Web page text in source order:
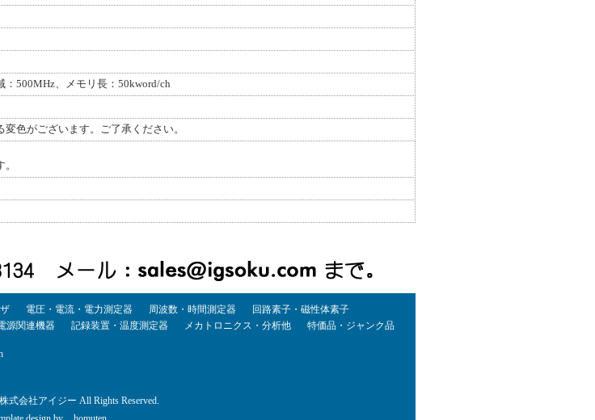
：500MHz、メモリ長：50kword/ch
色がございます。ご了承ください。
電圧・電流・電力測定器 周波数・時間測定器
回路素子・磁性体素子
源関連機器 記録装置・温度測定器 メカトロニクス・分析他 特価品・ジャンク品
式会社アイジー All Rights Reserved.